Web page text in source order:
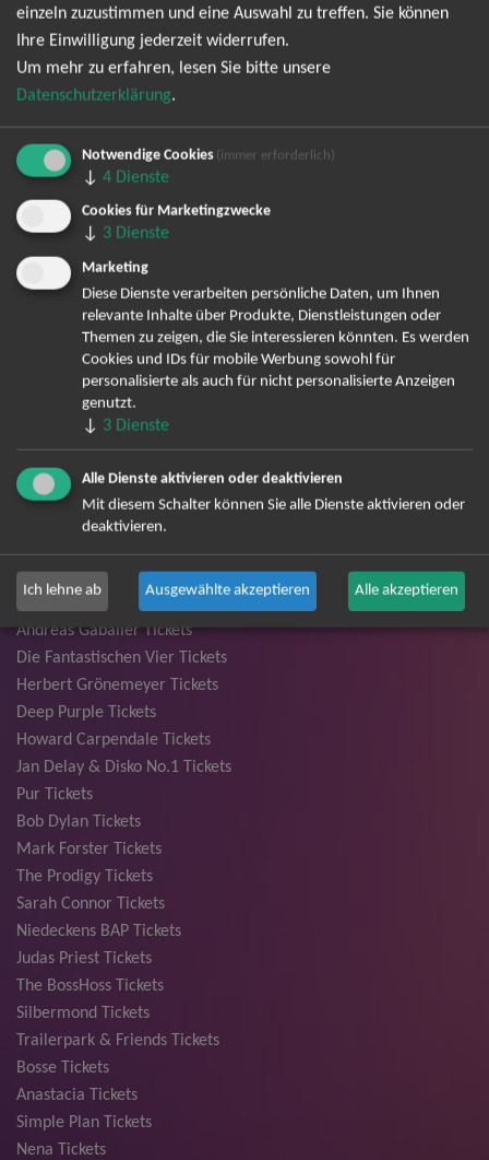
entsprechend derDatenschutzerklärungeinverstanden. Den
Newsletter kann ich jederzeit wieder abbestellen.
Bereits angemeldet? Hier können Sie sich abmelden ...
TOP-Events
André Rieu Tickets
David Garrett Tickets
Andrea Berg Tickets
Backstreet Boys Tickets
Unheilig Tickets
Ina Müller Tickets
Andreas Gabalier Tickets
Die Fantastischen Vier Tickets
Herbert Grönemeyer Tickets
Deep Purple Tickets
Howard Carpendale Tickets
Jan Delay & Disko No.1 Tickets
Pur Tickets
Bob Dylan Tickets
Mark Forster Tickets
The Prodigy Tickets
Sarah Connor Tickets
Niedeckens BAP Tickets
Judas Priest Tickets
The BossHoss Tickets
Silbermond Tickets
Trailerpark & Friends Tickets
Bosse Tickets
Anastacia Tickets
Simple Plan Tickets
Nena Tickets
einzeln zuzustimmen und eine Auswahl zu treffen. Sie können
Ihre Einwilligung jederzeit widerrufen.
Um mehr zu erfahren, lesen Sie bitte unsere
Datenschutzerklärung.
Notwendige Cookies (immer erforderlich)
↓ 4 Dienste
Cookies für Marketingzwecke
↓ 3 Dienste
Marketing
Diese Dienste verarbeiten persönliche Daten, um Ihnen
relevante Inhalte über Produkte, Dienstleistungen oder
Themen zu zeigen, die Sie interessieren könnten. Es werden
Cookies und IDs für mobile Werbung sowohl für
personalisierte als auch für nicht personalisierte Anzeigen
genutzt.
↓ 3 Dienste
Alle Dienste aktivieren oder deaktivieren
Mit diesem Schalter können Sie alle Dienste aktivieren oder
deaktivieren.
Ich lehne ab Ausgewählte akzeptieren Alle akzeptieren